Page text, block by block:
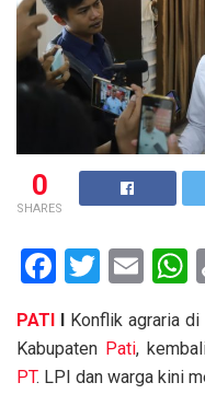
0
SHARES
F
ce
b
T
wi
tt
er
E
ail
s
PATI Konflik agraria di
Kabupaten Pati,
PT. LPI dan warga kini